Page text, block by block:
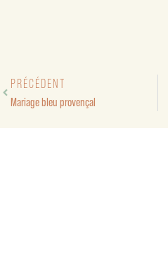
PRÉCÉDENT
Mariage bleu provençal